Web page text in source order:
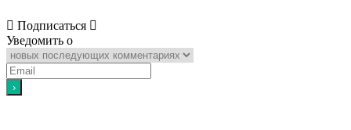
Подписаться
Уведомить о